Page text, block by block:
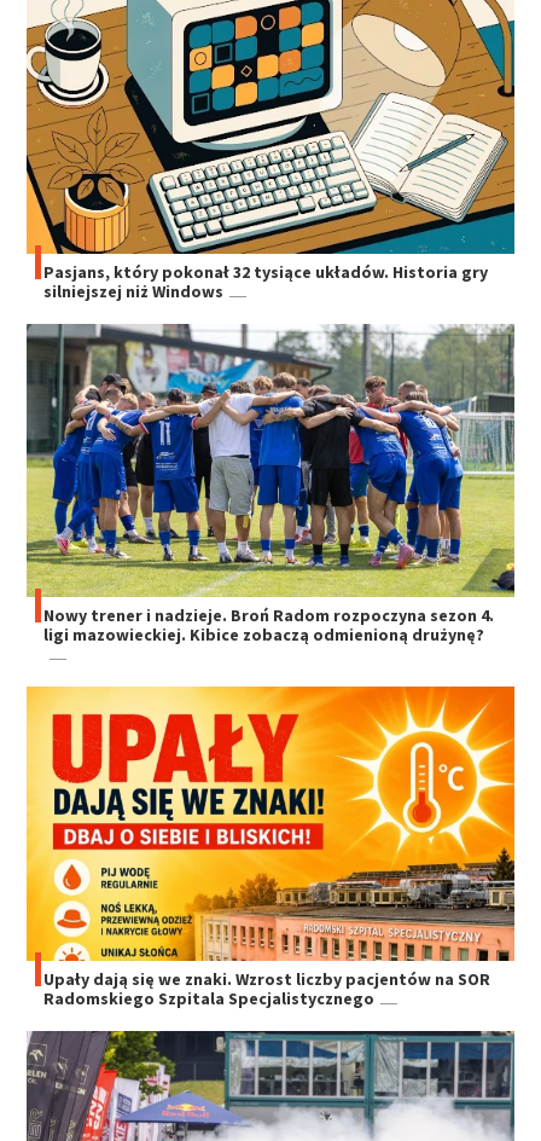
Pasjans, który pokonał 32 tysiące układów. Historia gry
silniejszej niż Windows
Nowy trener i nadzieje. Broń Radom rozpoczyna sezon 4.
ligi mazowieckiej. Kibice zobaczą odmienioną drużynę?
Upały dają się we znaki. Wzrost liczby pacjentów na SOR
Radomskiego Szpitala Specjalistycznego